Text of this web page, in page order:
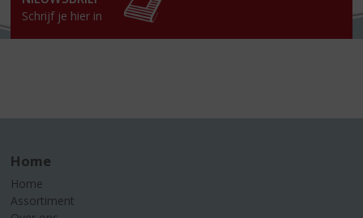
Schrijf je hier in
Home
Home
Assortiment